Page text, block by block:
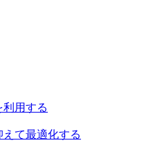
利用する
て最適化する